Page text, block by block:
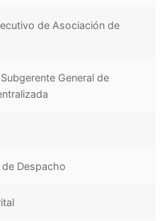
de Asociación de
General de
Despacho